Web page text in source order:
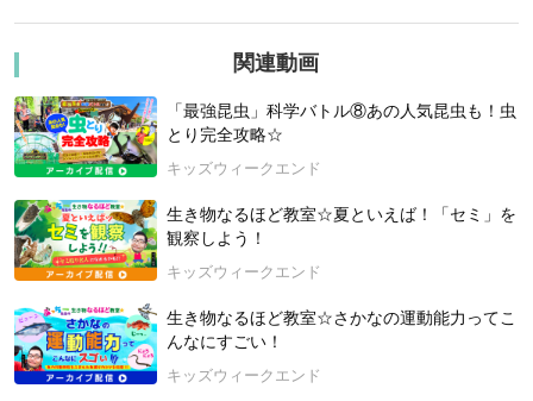
ゆる角度からライバル同士を比べてみよう！
・「昆虫」をデータで比較する授業です。実際に闘わせる授業
ではありません。
＜「水中にくらすカッコいい昆虫対決！」！ ＼＼勝者は？／
／＞
■エントリーNo.13：ゲンゴロウ：池や沼に生息する大型の水生
昆虫／実は肉食で弱った魚などを食べる／お腹は美しい黄色／
後ろ足を使って上手に水をかく
■エントリーNo.14：タガメ：大型の水生カメムシの仲間／前足
で魚などの獲物を捕まえて体液を吸う／夜、灯りにやってくる
ことも／オスが卵のお世話をする
関連動画
「最強昆虫」科学バトル⑧あの人気昆虫も！虫
とり完全攻略☆
キッズウィークエンド
生き物なるほど教室☆夏といえば！「セミ」を
観察しよう！
キッズウィークエンド
生き物なるほど教室☆さかなの運動能力ってこ
んなにすごい！
キッズウィークエンド